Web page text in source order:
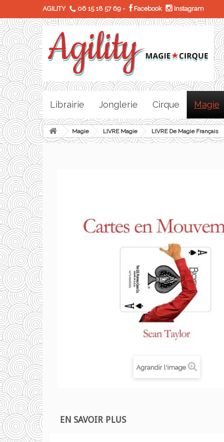
AGILITY 06 15 18 57 69 - Facebook Instagram
Librairie Jonglerie Cirque Magie
Magie LIVRE Magie LIVRE De Magie Français
Agrandir l'image
EN SAVOIR PLUS